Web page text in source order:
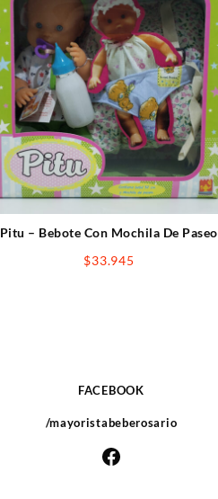
Pitu – Bebote Con Mochila De Paseo
$33.945
FACEBOOK
/mayoristabeberosario
Facebook